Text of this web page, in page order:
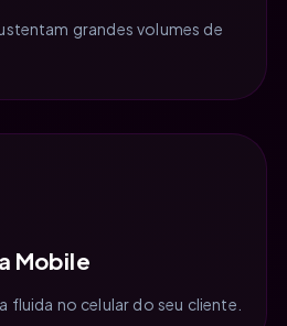
grandes volumes de
Mobile
fluida no celular do seu cliente.